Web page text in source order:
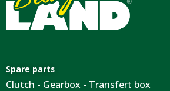
Spare parts
Clutch - Gearbox - Transfert box